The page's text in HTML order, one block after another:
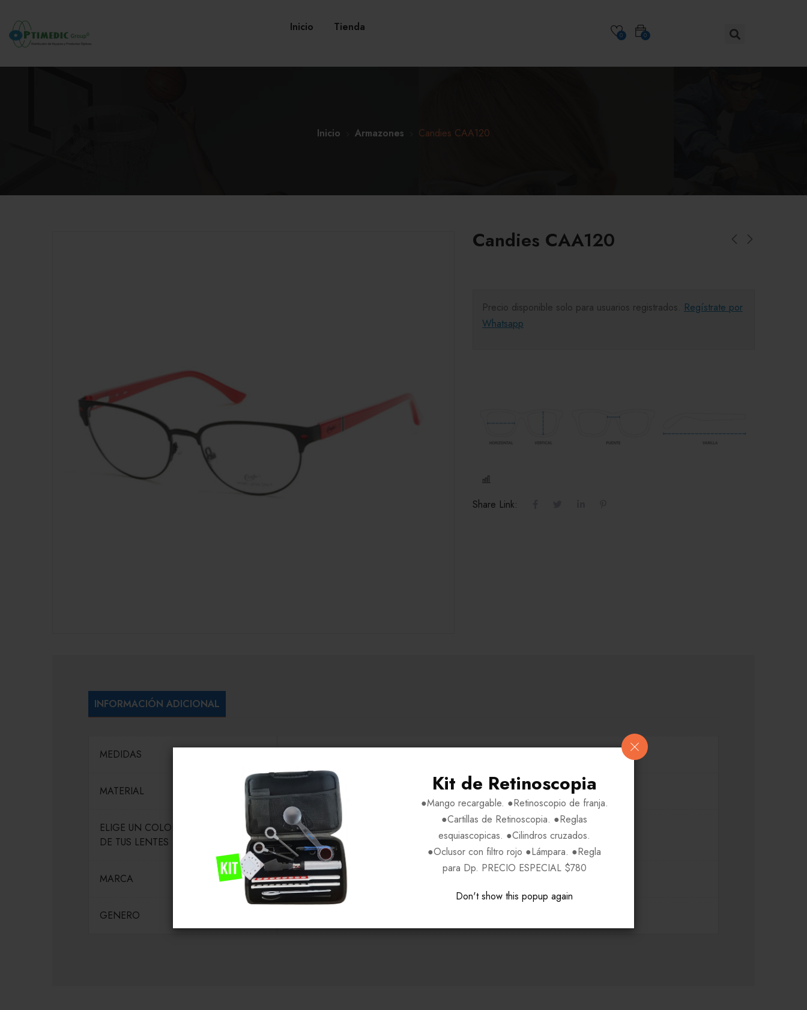
Kit de Retinoscopia
●Mango recargable. ●Retinoscopio de franja.
●Cartillas de Retinoscopia. ●Reglas
esquiascopicas. ●Cilindros cruzados.
●Oclusor con filtro rojo ●Lámpara. ●Regla
para Dp. PRECIO ESPECIAL $780
Don't show this popup again
Inicio Tienda
0
0
Inicio Armazones Candies CAA120
Candies CAA120
Precio disponible solo para usuarios registrados. Regístrate por
Whatsapp
Share Link:
INFORMACIÓN ADICIONAL
MEDIDAS
MATERIAL Acetato-Metal
ELIGE UN COLOR PARA EL MARCO
DE TUS LENTES
Negro Rojo C001
MARCA CANDIES
GENERO